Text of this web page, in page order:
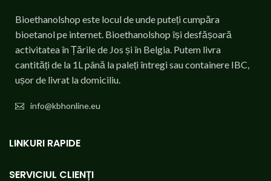
Bioethanolshop este locul de unde puteți cumpăra
bioetanol pe internet. Bioethanolshop își desfășoară
activitatea în Țările de Jos și în Belgia. Putem livra
cantități de la 1L până la paleți întregi sau containere IBC,
ușor de livrat la domiciliu.
info@kbhonline.eu
LINKURI RAPIDE
SERVICIUL CLIENȚI